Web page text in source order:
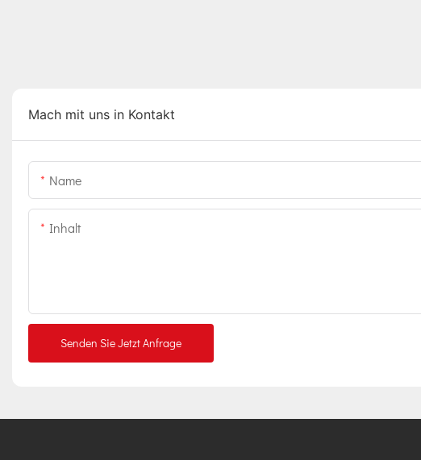
Mach mit uns in Kontakt
Name
Inhalt
Senden Sie Jetzt Anfrage